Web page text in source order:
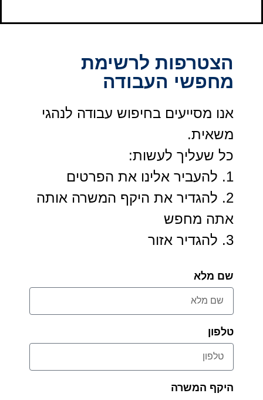
הצטרפות לרשימת
מחפשי העבודה
אנו מסייעים בחיפוש עבודה לנהגי
משאית.
כל שעליך לעשות:
1. להעביר אלינו את הפרטים
2. להגדיר את היקף המשרה אותה
אתה מחפש
3. להגדיר אזור
שם מלא
טלפון
היקף המשרה